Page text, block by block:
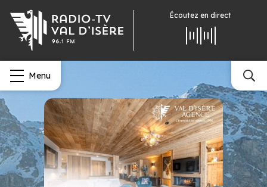
Écoutez en direct
Menu